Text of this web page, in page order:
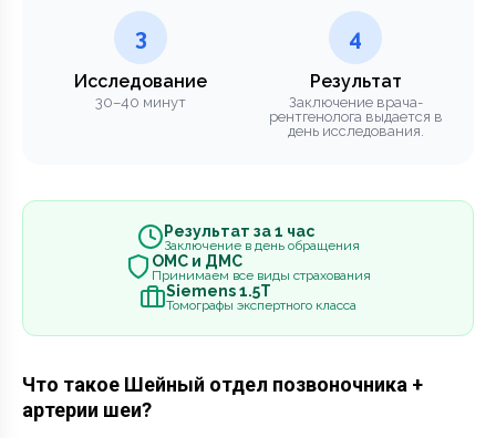
3
Исследование
30–40 минут
4
Результат
Заключение врача-
рентгенолога выдается в
день исследования.
Результат за 1 час
Заключение в день обращения
ОМС и ДМС
Принимаем все виды страхования
Siemens 1.5Т
Томографы экспертного класса
Что такое Шейный отдел позвоночника +
артерии шеи?